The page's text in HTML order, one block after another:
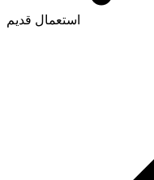
استعمال قديم